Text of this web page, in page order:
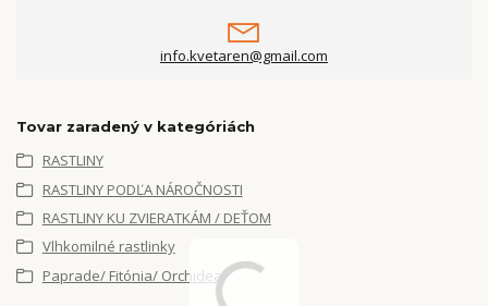
info.kvetaren@gmail.com
Tovar zaradený v kategóriách
RASTLINY
RASTLINY PODĽA NÁROČNOSTI
RASTLINY KU ZVIERATKÁM / DEŤOM
Vlhkomilné rastlinky
Paprade/ Fitónia/ Orchidea